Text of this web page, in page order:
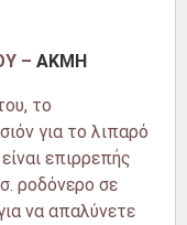
– ΑΚΜΗ
το
για το λιπαρό
επιρρεπής
ροδόνερο σε
να απαλύνετε